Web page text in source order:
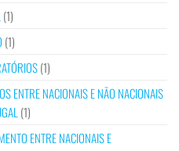
(1)
(1)
(1)
ENTRE NACIONAIS E NÃO NACIONAIS
(1)
ENTRE NACIONAIS E